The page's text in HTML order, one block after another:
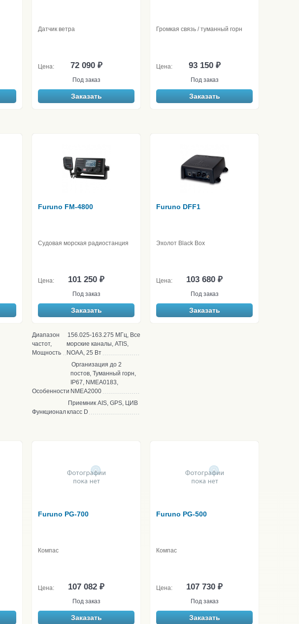
Датчик ветра
Цена: 72 090 ₽
Под заказ
Заказать
Громкая связь / туманный горн
Цена: 93 150 ₽
Под заказ
Заказать
Furuno FM-4800
Судовая морская радиостанция
Цена: 101 250 ₽
Под заказ
Заказать
Диапазон
частот,
Мощность
156.025-163.275 МГц, Все
морские каналы, ATIS,
NOAA, 25 Вт
Особенности
Организация до 2
постов, Туманный горн,
IP67, NMEA0183,
NMEA2000
Функционал
Приемник AIS, GPS, ЦИВ
класс D
Furuno DFF1
Эхолот Black Box
Цена: 103 680 ₽
Под заказ
Заказать
Furuno PG-700
Компас
Цена: 107 082 ₽
Под заказ
Заказать
Furuno PG-500
Компас
Цена: 107 730 ₽
Под заказ
Заказать